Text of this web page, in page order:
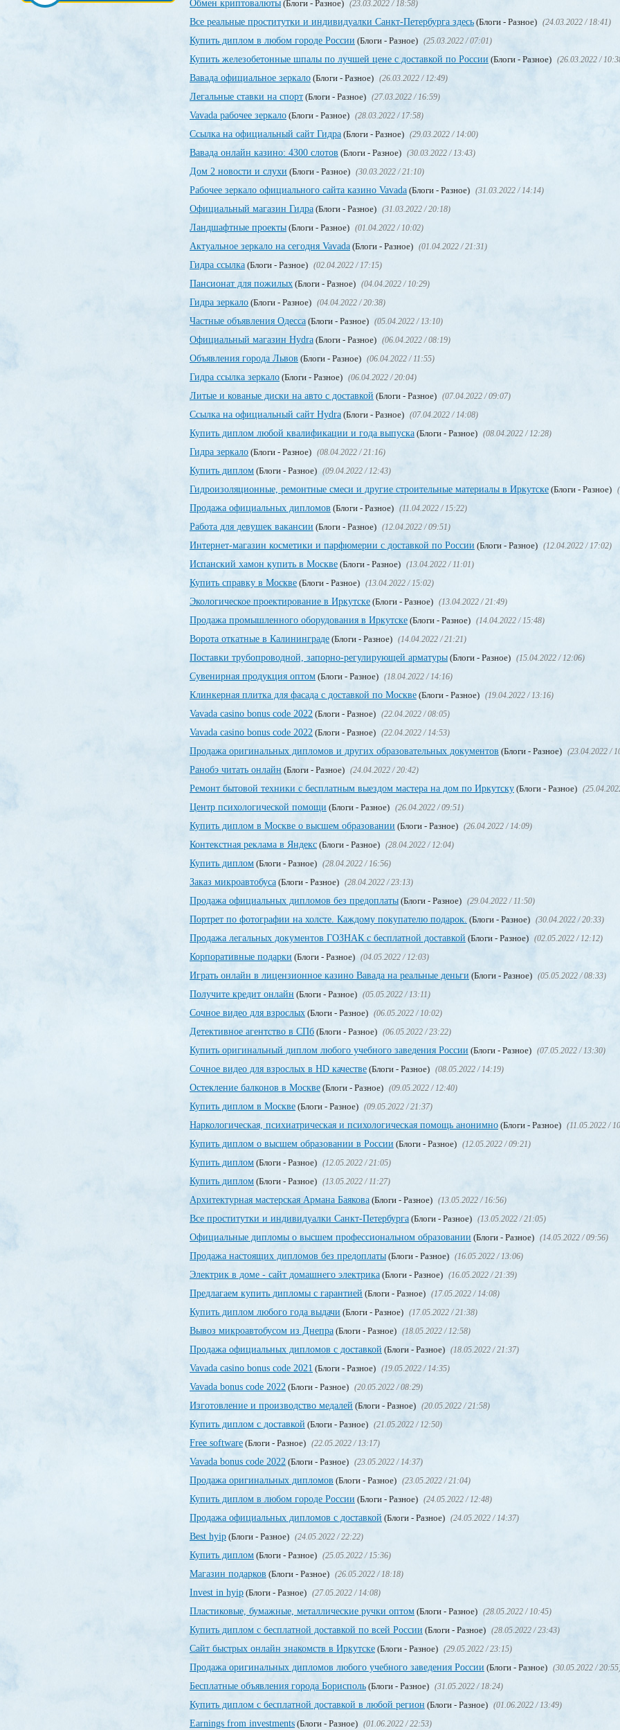
Обмен криптовалюты (Блоги - Разное) (23.03.2022 / 18:58)
Все реальные проститутки и индивидуалки Санкт-Петербурга здесь (Блоги - Разное) (24.03.2022 / 18:41)
Купить диплом в любом городе России (Блоги - Разное) (25.03.2022 / 07:01)
Купить железобетонные шпалы по лучшей цене с доставкой по России (Блоги - Разное) (26.03.2022 /
Вавада официальное зеркало (Блоги - Разное) (26.03.2022 / 12:49)
Легальные ставки на спорт (Блоги - Разное) (27.03.2022 / 16:59)
Vavada рабочее зеркало (Блоги - Разное) (28.03.2022 / 17:58)
Ссылка на официальный сайт Гидра (Блоги - Разное) (29.03.2022 / 14:00)
Вавада онлайн казино: 4300 слотов (Блоги - Разное) (30.03.2022 / 13:43)
Дом 2 новости и слухи (Блоги - Разное) (30.03.2022 / 21:10)
Рабочее зеркало официального сайта казино Vavada (Блоги - Разное) (31.03.2022 / 14:14)
Официальный магазин Гидра (Блоги - Разное) (31.03.2022 / 20:18)
Ландшафтные проекты (Блоги - Разное) (01.04.2022 / 10:02)
Актуальное зеркало на сегодня Vavada (Блоги - Разное) (01.04.2022 / 21:31)
Гидра ссылка (Блоги - Разное) (02.04.2022 / 17:15)
Пансионат для пожилых (Блоги - Разное) (04.04.2022 / 10:29)
Гидра зеркало (Блоги - Разное) (04.04.2022 / 20:38)
Частные объявления Одесса (Блоги - Разное) (05.04.2022 / 13:10)
Официальный магазин Hydra (Блоги - Разное) (06.04.2022 / 08:19)
Объявления города Львов (Блоги - Разное) (06.04.2022 / 11:55)
Гидра ссылка зеркало (Блоги - Разное) (06.04.2022 / 20:04)
Литые и кованые диски на авто с доставкой (Блоги - Разное) (07.04.2022 / 09:07)
Ссылка на официальный сайт Hydra (Блоги - Разное) (07.04.2022 / 14:08)
Купить диплом любой квалификации и года выпуска (Блоги - Разное) (08.04.2022 / 12:28)
Гидра зеркало (Блоги - Разное) (08.04.2022 / 21:16)
Купить диплом (Блоги - Разное) (09.04.2022 / 12:43)
Гидроизоляционные, ремонтные смеси и другие строительные материалы в Иркутске (Блоги - Разное)
Продажа официальных дипломов (Блоги - Разное) (11.04.2022 / 15:22)
Работа для девушек вакансии (Блоги - Разное) (12.04.2022 / 09:51)
Интернет-магазин косметики и парфюмерии с доставкой по России (Блоги - Разное) (12.04.2022 / 17:02)
Испанский хамон купить в Москве (Блоги - Разное) (13.04.2022 / 11:01)
Купить справку в Москве (Блоги - Разное) (13.04.2022 / 15:02)
Экологическое проектирование в Иркутске (Блоги - Разное) (13.04.2022 / 21:49)
Продажа промышленного оборудования в Иркутске (Блоги - Разное) (14.04.2022 / 15:48)
Ворота откатные в Калининграде (Блоги - Разное) (14.04.2022 / 21:21)
Поставки трубопроводной, запорно-регулирующей арматуры (Блоги - Разное) (15.04.2022 / 12:06)
Сувенирная продукция оптом (Блоги - Разное) (18.04.2022 / 14:16)
Клинкерная плитка для фасада с доставкой по Москве (Блоги - Разное) (19.04.2022 / 13:16)
Vavada casino bonus code 2022 (Блоги - Разное) (22.04.2022 / 08:05)
Vavada casino bonus code 2022 (Блоги - Разное) (22.04.2022 / 14:53)
Продажа оригинальных дипломов и других образовательных документов (Блоги - Разное) (23.04.2022 /
Ранобэ читать онлайн (Блоги - Разное) (24.04.2022 / 20:42)
Ремонт бытовой техники с бесплатным выездом мастера на дом по Иркутску (Блоги - Разное)
Центр психологической помощи (Блоги - Разное) (26.04.2022 / 09:51)
Купить диплом в Москве о высшем образовании (Блоги - Разное) (26.04.2022 / 14:09)
Контекстная реклама в Яндекс (Блоги - Разное) (28.04.2022 / 12:04)
Купить диплом (Блоги - Разное) (28.04.2022 / 16:56)
Заказ микроавтобуса (Блоги - Разное) (28.04.2022 / 23:13)
Продажа официальных дипломов без предоплаты (Блоги - Разное) (29.04.2022 / 11:50)
Портрет по фотографии на холсте. Каждому покупателю подарок. (Блоги - Разное) (30.04.2022 / 20:33)
Продажа легальных документов ГОЗНАК с бесплатной доставкой (Блоги - Разное) (02.05.2022 / 12:12)
Корпоративные подарки (Блоги - Разное) (04.05.2022 / 12:03)
Играть онлайн в лицензионное казино Вавада на реальные деньги (Блоги - Разное) (05.05.2022 / 08:33)
Получите кредит онлайн (Блоги - Разное) (05.05.2022 / 13:11)
Сочное видео для взрослых (Блоги - Разное) (06.05.2022 / 10:02)
Детективное агентство в СПб (Блоги - Разное) (06.05.2022 / 23:22)
Купить оригинальный диплом любого учебного заведения России (Блоги - Разное) (07.05.2022 / 13:30)
Сочное видео для взрослых в HD качестве (Блоги - Разное) (08.05.2022 / 14:19)
Остекление балконов в Москве (Блоги - Разное) (09.05.2022 / 12:40)
Купить диплом в Москве (Блоги - Разное) (09.05.2022 / 21:37)
Наркологическая, психиатрическая и психологическая помощь анонимно (Блоги - Разное) (11.05.2022 /
Купить диплом о высшем образовании в России (Блоги - Разное) (12.05.2022 / 09:21)
Купить диплом (Блоги - Разное) (12.05.2022 / 21:05)
Купить диплом (Блоги - Разное) (13.05.2022 / 11:27)
Архитектурная мастерская Армана Баякова (Блоги - Разное) (13.05.2022 / 16:56)
Все проститутки и индивидуалки Санкт-Петербурга (Блоги - Разное) (13.05.2022 / 21:05)
Официальные дипломы о высшем профессиональном образовании (Блоги - Разное) (14.05.2022 / 09:56)
Продажа настоящих дипломов без предоплаты (Блоги - Разное) (16.05.2022 / 13:06)
Электрик в доме - сайт домашнего электрика (Блоги - Разное) (16.05.2022 / 21:39)
Предлагаем купить дипломы с гарантией (Блоги - Разное) (17.05.2022 / 14:08)
Купить диплом любого года выдачи (Блоги - Разное) (17.05.2022 / 21:38)
Вывоз микроавтобусом из Днепра (Блоги - Разное) (18.05.2022 / 12:58)
Продажа официальных дипломов с доставкой (Блоги - Разное) (18.05.2022 / 21:37)
Vavada casino bonus code 2021 (Блоги - Разное) (19.05.2022 / 14:35)
Vavada bonus code 2022 (Блоги - Разное) (20.05.2022 / 08:29)
Изготовление и производство медалей (Блоги - Разное) (20.05.2022 / 21:58)
Купить диплом с доставкой (Блоги - Разное) (21.05.2022 / 12:50)
Free software (Блоги - Разное) (22.05.2022 / 13:17)
Vavada bonus code 2022 (Блоги - Разное) (23.05.2022 / 14:37)
Продажа оригинальных дипломов (Блоги - Разное) (23.05.2022 / 21:04)
Купить диплом в любом городе России (Блоги - Разное) (24.05.2022 / 12:48)
Продажа официальных дипломов с доставкой (Блоги - Разное) (24.05.2022 / 14:37)
Best hyip (Блоги - Разное) (24.05.2022 / 22:22)
Купить диплом (Блоги - Разное) (25.05.2022 / 15:36)
Магазин подарков (Блоги - Разное) (26.05.2022 / 18:18)
Invest in hyip (Блоги - Разное) (27.05.2022 / 14:08)
Пластиковые, бумажные, металлические ручки оптом (Блоги - Разное) (28.05.2022 / 10:45)
Купить диплом с бесплатной доставкой по всей России (Блоги - Разное) (28.05.2022 / 23:43)
Сайт быстрых онлайн знакомств в Иркутске (Блоги - Разное) (29.05.2022 / 23:15)
Продажа оригинальных дипломов любого учебного заведения России (Блоги - Разное) (30.05.2022 /
Бесплатные объявления города Борисполь (Блоги - Разное) (31.05.2022 / 18:24)
Купить диплом с бесплатной доставкой в любой регион (Блоги - Разное) (01.06.2022 / 13:49)
Earnings from investments (Блоги - Разное) (01.06.2022 / 22:53)